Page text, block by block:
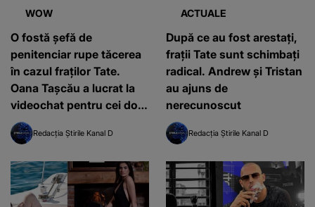
WOW
O fostă șefă de
penitenciar rupe tăcerea
în cazul fraților Tate.
Oana Tașcău a lucrat la
videochat pentru cei doi
milionari
Redacția Știrile Kanal D
ACTUALE
După ce au fost arestați,
frații Tate sunt schimbați
radical. Andrew și Tristan
au ajuns de
nerecunoscut
Redacția Știrile Kanal D